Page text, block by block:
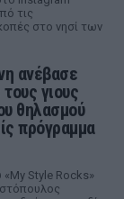
τις
στο νησί των
ανέβασε
γιους
θηλασμού
πρόγραμμα
Style Rocks»